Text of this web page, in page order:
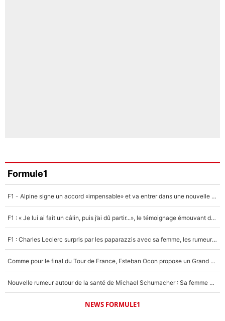
Formule1
F1 - Alpine signe un accord «impensable» et va entrer dans une nouvelle dimension : Grande nouvelle pour Pierre Gasly !
F1 : « Je lui ai fait un câlin, puis j’ai dû partir...», le témoignage émouvant de Max Verstappen sur sa fille
F1 : Charles Leclerc surpris par les paparazzis avec sa femme, les rumeurs étaient vraies !
Comme pour le final du Tour de France, Esteban Ocon propose un Grand Prix de Formule 1 à Paris : «Autour de l’Arc de Triomphe, ce serait génial» !
Nouvelle rumeur autour de la santé de Michael Schumacher : Sa femme Corinna sort du silence
NEWS FORMULE1